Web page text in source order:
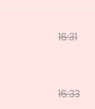
16:31
16:33